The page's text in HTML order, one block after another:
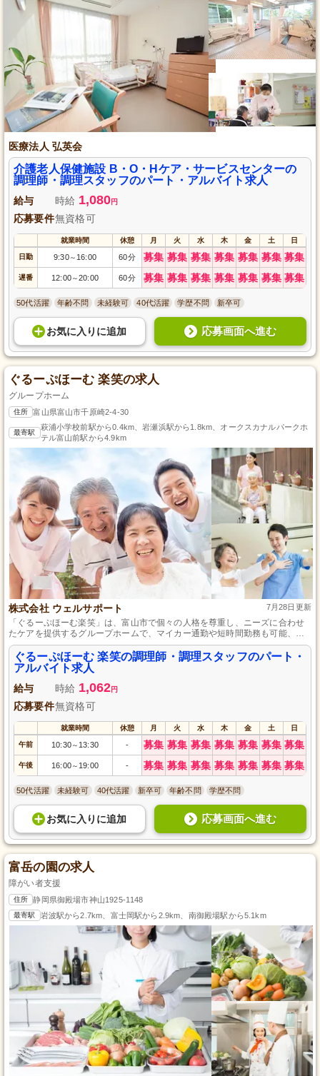
医療法人 弘英会
介護老人保健施設 B・O・Hケア・サービスセンターの
調理師・調理スタッフのパート・アルバイト求人
給与 時給 1,080円
応募要件無資格可
就業時間 休憩 月 火 水 木 金 土 日
日勤 9:30～ 16:00 60分 募集 募集 募集 募集 募集 募集 募集
遅番 12:00～20:00 60分 募集 募集 募集 募集 募集 募集 募集
50代活躍 年齢不問 未経験可 40代活躍 学歴不問 新卒可
お気に入り に追加 応募画面へ進む
ぐるーぷほーむ 楽笑の求人
グループホーム
住所 富山県富山市千原崎2-4-30
最寄駅
萩浦小学校前駅から0.4km、岩瀬浜駅から1.8km、オークスカナルパークホ
テル富山前駅から4.9km
株式会社 ウェルサポート 7月28日更新
「ぐるーぷほーむ楽笑」は、富山市で個々の人格を尊重し、ニーズに合わせ
たケアを提供するグループホームで、マイカー通勤や短時間勤務も可能、料
理が好きな方や介護に興味のある方にも最適です。
ぐるーぷほーむ 楽笑の調理師・調理スタッフのパート・
アルバイト求人
給与 時給 1,062円
応募要件無資格可
就業時間 休憩 月 火 水 木 金 土 日
午前 10:30～ 13:30 - 募集 募集 募集 募集 募集 募集 募集
午後 16:00～ 19:00 - 募集 募集 募集 募集 募集 募集 募集
50代活躍 未経験可 40代活躍 新卒可 年齢不問 学歴不問
お気に入り に追加 応募画面へ進む
富岳の園の求人
障がい者支援
住所 静岡県御殿場市神山1925-1148
最寄駅 岩波駅から2.7km、富士岡駅から2.9km、南御殿場駅から5.1km